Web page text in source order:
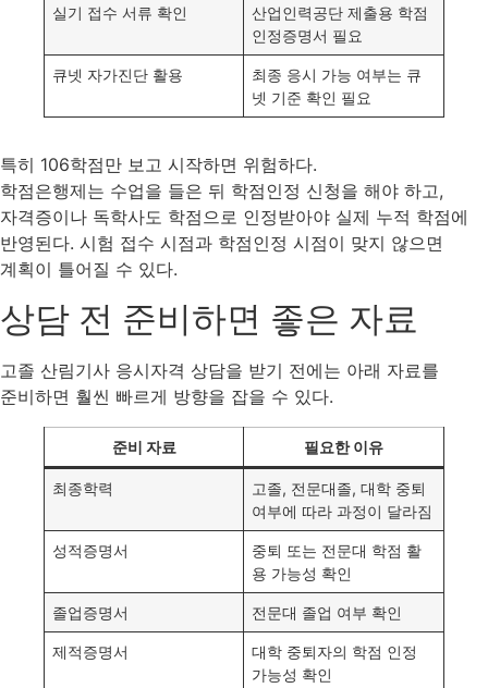
실기 접수 서류 확인
산업인력공단 제출용 학점
인정증명서 필요
큐넷 자가진단 활용
최종 응시 가능 여부는 큐
넷 기준 확인 필요
특히 106학점만 보고 시작하면 위험하다.
학점은행제는 수업을 들은 뒤 학점인정 신청을 해야 하고,
자격증이나 독학사도 학점으로 인정받아야 실제 누적 학점에
반영된다. 시험 접수 시점과 학점인정 시점이 맞지 않으면
계획이 틀어질 수 있다.
상담 전 준비하면 좋은 자료
고졸 산림기사 응시자격 상담을 받기 전에는 아래 자료를
준비하면 훨씬 빠르게 방향을 잡을 수 있다.
준비 자료 필요한 이유
최종학력
고졸, 전문대졸, 대학 중퇴
여부에 따라 과정이 달라짐
성적증명서
중퇴 또는 전문대 학점 활
용 가능성 확인
졸업증명서 전문대 졸업 여부 확인
제적증명서
대학 중퇴자의 학점 인정
가능성 확인